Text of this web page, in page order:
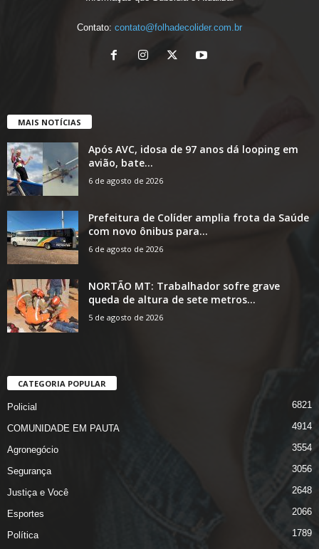
Contato: contato@folhadecolider.com.br
MAIS NOTÍCIAS
Após AVC, idosa de 97 anos dá looping em
avião, bate...
6 de agosto de 2026
Prefeitura de Colíder amplia frota da Saúde
com novo ônibus para...
6 de agosto de 2026
NORTÃO MT: Trabalhador sofre grave
queda de altura de sete metros...
5 de agosto de 2026
CATEGORIA POPULAR
Policial 6821
COMUNIDADE EM PAUTA 4914
Agronegócio 3554
Segurança 3056
Justiça e Você 2648
Esportes 2066
Política 1789